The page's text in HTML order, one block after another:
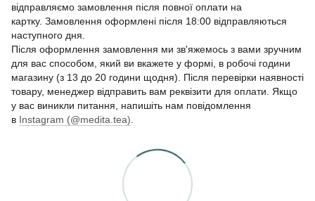
відправляємо замовлення після повної оплати на
картку. Замовлення оформлені після 18:00 відправляються
наступного дня.
Після оформлення замовлення ми зв'яжемось з вами зручним
для вас способом, який ви вкажете у формі, в робочі години
магазину (з 13 до 20 години щодня). Після перевірки наявності
товару, менеджер відправить вам реквізити для оплати. Якщо
у вас виникли питання, напишіть нам повідомлення
в Instagram (@medita.tea)